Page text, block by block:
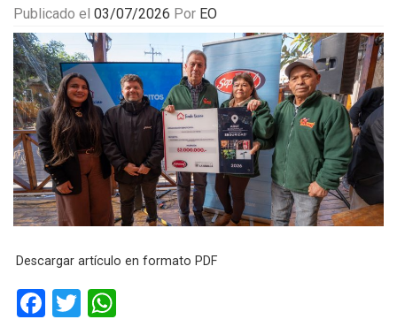
Publicado el 03/07/2026 Por EO
Descargar artículo en formato PDF
F
T